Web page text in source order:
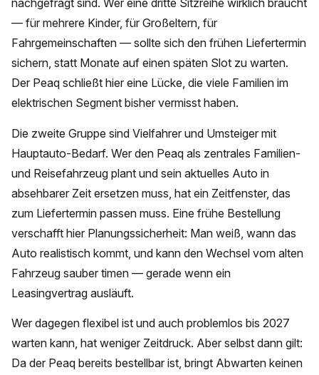
nachgefragt sind. Wer eine dritte Sitzreihe wirklich braucht
— für mehrere Kinder, für Großeltern, für
Fahrgemeinschaften — sollte sich den frühen Liefertermin
sichern, statt Monate auf einen späten Slot zu warten.
Der Peaq schließt hier eine Lücke, die viele Familien im
elektrischen Segment bisher vermisst haben.
Die zweite Gruppe sind Vielfahrer und Umsteiger mit
Hauptauto-Bedarf. Wer den Peaq als zentrales Familien-
und Reisefahrzeug plant und sein aktuelles Auto in
absehbarer Zeit ersetzen muss, hat ein Zeitfenster, das
zum Liefertermin passen muss. Eine frühe Bestellung
verschafft hier Planungssicherheit: Man weiß, wann das
Auto realistisch kommt, und kann den Wechsel vom alten
Fahrzeug sauber timen — gerade wenn ein
Leasingvertrag ausläuft.
Wer dagegen flexibel ist und auch problemlos bis 2027
warten kann, hat weniger Zeitdruck. Aber selbst dann gilt:
Da der Peaq bereits bestellbar ist, bringt Abwarten keinen